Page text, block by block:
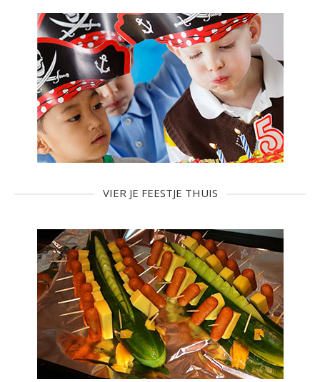
VIER JE FEESTJE THUIS